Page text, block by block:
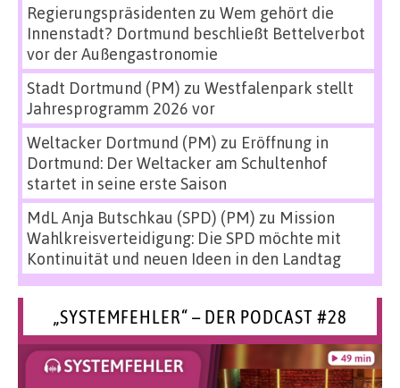
Regierungspräsidenten zu Wem gehört die
Innenstadt? Dortmund beschließt Bettelverbot
vor der Außengastronomie
Stadt Dortmund (PM) zu Westfalenpark stellt
Jahresprogramm 2026 vor
Weltacker Dortmund (PM) zu Eröffnung in
Dortmund: Der Weltacker am Schultenhof
startet in seine erste Saison
MdL Anja Butschkau (SPD) (PM) zu Mission
Wahlkreisverteidigung: Die SPD möchte mit
Kontinuität und neuen Ideen in den Landtag
„SYSTEMFEHLER“ – DER PODCAST #28